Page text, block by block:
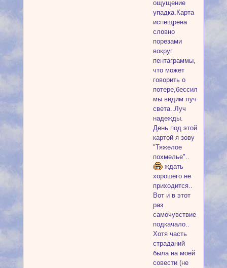
ощущение
упадка.Карта
испещрена
словно
порезами
вокруг
пентаграммы,
что может
говорить о
мы видим луч
света..Луч
надежды.
День под этой
картой я зову
"Тяжелое
похмелье"..
ждать
хорошего не
приходится..
Вот и в этот
раз
самочувствие
подкачало..
Хотя часть
страданий
была на моей
совести (не